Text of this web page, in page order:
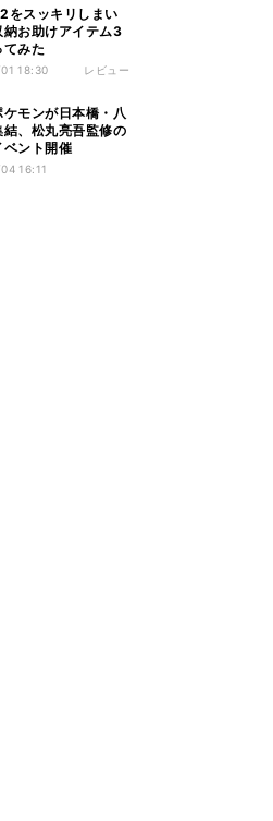
をスッキリしまい
納お助けアイテム3
てみた
18:30 レビュー
ケモンが日本橋・八
結、松丸亮吾監修の
ベント開催
16:11